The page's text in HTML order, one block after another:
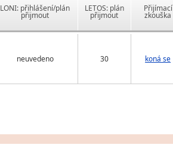
LONI: přihlášení/plán
přijmout
LETOS: plán
přijmout
Přijímací
zkouška
neuvedeno 30 koná se